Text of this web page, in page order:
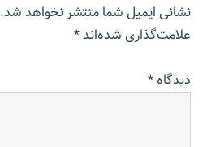
نشانی ایمیل شما منتشر نخواهد شد.
علامت‌گذاری شده‌اند*
دیدگاه*